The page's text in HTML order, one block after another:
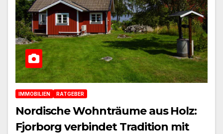
IMMOBILIEN RATGEBER
Nordische Wohnträume aus Holz:
Fjorborg verbindet Tradition mit